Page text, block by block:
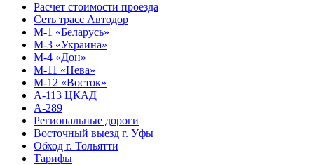
Расчет стоимости проезда
Сеть трасс Автодор
М-1 «Беларусь»
М-3 «Украина»
М-4 «Дон»
М-11 «Нева»
М-12 «Восток»
А-113 ЦКАД
А-289
Региональные дороги
Восточный выезд г. Уфы
Обход г. Тольятти
Тарифы